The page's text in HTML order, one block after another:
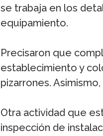
se trabaja en los
equipamiento.
Precisaron que
establecimiento y
pizarrones.
Otra actividad que
inspección de